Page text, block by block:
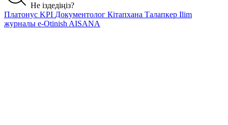
Не іздедіңіз?
Платонус KPI Документолог Кітапхана Талапкер Ilim
журналы e-Otinish AISANA